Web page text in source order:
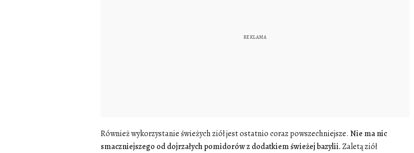
Również wykorzystanie świeżych ziół jest ostatnio coraz powszechniejsze. Nie ma nic
smaczniejszego od dojrzałych pomidorów z dodatkiem świeżej bazylii.Zaletą ziół